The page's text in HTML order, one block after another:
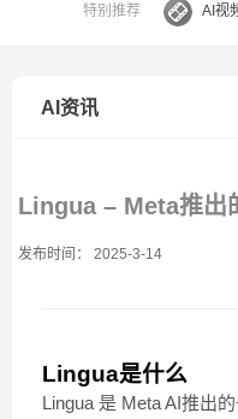
特别推荐 AI视
AI资讯
Lingua – Meta推出
发布时间： 2025-3-14
Lingua是什么
Lingua 是 Meta AI推出